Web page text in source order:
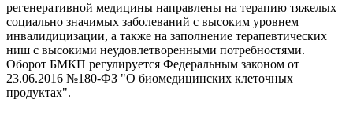
регенеративной медицины направлены на терапию тяжелых
социально значимых заболеваний с высоким уровнем
инвалидицизации, а также на заполнение терапевтических
ниш с высокими неудовлетворенными потребностями.
Оборот БМКП регулируется Федеральным законом от
23.06.2016 №180-ФЗ "О биомедицинских клеточных
продуктах".